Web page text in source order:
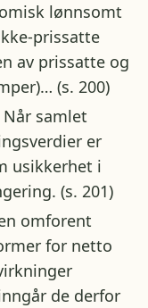
lønnsomt
prissatte
av prissatte og
(s. 200)
samlet
er
usikkerhet i
(s. 201)
omforent
for netto
de derfor